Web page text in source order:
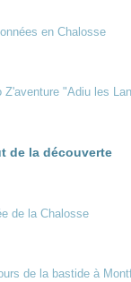
en Chalosse
Z'aventure "Adiu les
de la découverte
de la Chalosse
de la bastide à
de la
rece...